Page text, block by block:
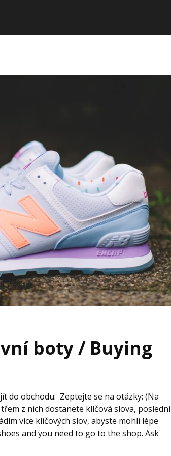
boty / Buying
do obchodu: Zeptejte se na otázky: (Na
z nich dostanete klíčová slova, poslední
více klíčových slov, abyste mohli lépe
and you need to go to the shop. Ask